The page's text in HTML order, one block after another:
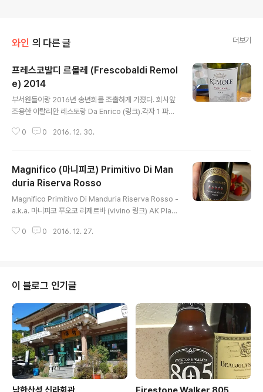
와인 의 다른 글 더보기
프레스코발디 르몰레 (Frescobaldi Remol
e) 2014
부서원들이랑 2016년 송년회를 조촐하게 가졌다. 회사앞
조용한 이탈리안 레스토랑 Da Enrico (링크).각자 1 파스
이 시켰나 싶을 정도?그리고, 요즘 이탈링아 와인에 꽂혀
m/wines/remole/ 포도 품종도 특이하다 - 산지오베세
(Sangiovese) 와 카베네 쇼비뇽.맛은 사실 별로였다. 산
도 약하다. 그냥 시다 ㅎㅎ 양껏 시켰던 dish들을 싹싹 다
비우고, 와인도 홀짝 홀짝 깨끗이 비웠다. 나쁘진 않지만,
나는 비추다.뭐 맨날 성공만 하..
0 0 2016. 12. 30.
Magnifico (마니피코) Primitivo Di Man
duria Riserva Rosso
Magnifico Primitivo Di Manduria Riserva Rosso -
a.k.a. 마니피코 푸오코 리제르바 (vivino 링크) AK Plaz
왔던 와인 하나가 있는데,그게 바로 마니피코 리제르바 와
이 없다. :-D 오늘 바로 오픈해서 시음 시도! 이 와인은 과
실향이 풍부하다. 베리, 블랙 커런트, 오크향 아주 그득하
다.2만원대 와인 치고는 best choice 라고 할 수 있다. It
aly 와인으로는 Conte di Campiano 와인과 함께 my
f..
0 0 2016. 12. 27.
이 블로그 인기글